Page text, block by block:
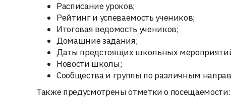
Расписание уроков;
Рейтинг и успеваемость учеников;
Итоговая ведомость учеников;
Домашние задания;
Даты предстоящих школьных
Новости школы;
Сообщества и группы по различным
Также предусмотрены отметки о посещаемости: